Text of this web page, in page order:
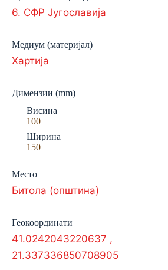
6. СФР Југославија
Медиум (материјал)
Хартија
Димензии (mm)
Висина
100
Ширина
150
Место
Битола (општина)
Геокоординати
41.0242043220637 ,
21.337336850708905